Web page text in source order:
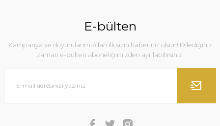
E-bülten
Kampanya ve duyurularımızdan ilk sizin haberiniz olsun! Dilediğiniz
zaman e-bülten aboneliğimizden ayrılabilirsiniz.